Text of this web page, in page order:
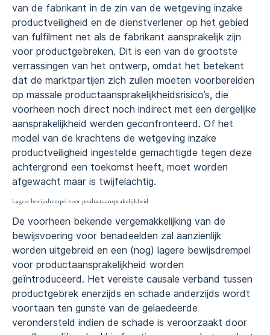
van de fabrikant in de zin van de wetgeving inzake
productveiligheid en de dienstverlener op het gebied
van fulfilment net als de fabrikant aansprakelijk zijn
voor productgebreken. Dit is een van de grootste
verrassingen van het ontwerp, omdat het betekent
dat de marktpartijen zich zullen moeten voorbereiden
op massale productaansprakelijkheidsrisico’s, die
voorheen noch direct noch indirect met een dergelijke
aansprakelijkheid werden geconfronteerd. Of het
model van de krachtens de wetgeving inzake
productveiligheid ingestelde gemachtigde tegen deze
achtergrond een toekomst heeft, moet worden
afgewacht maar is twijfelachtig.
Lagere bewijsdrempel voor productaansprakelijkheid
De voorheen bekende vergemakkelijking van de
bewijsvoering voor benadeelden zal aanzienlijk
worden uitgebreid en een (nog) lagere bewijsdrempel
voor productaansprakelijkheid worden
geïntroduceerd. Het vereiste causale verband tussen
productgebrek enerzijds en schade anderzijds wordt
voortaan ten gunste van de gelaedeerde
verondersteld indien de schade is veroorzaakt door